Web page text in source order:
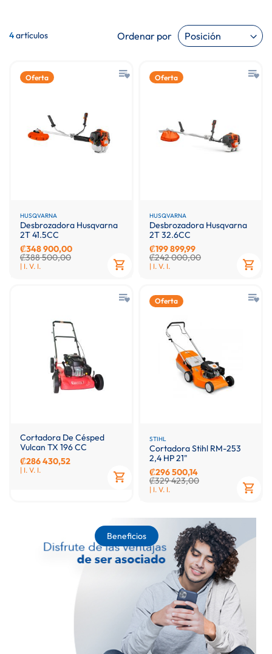
4artículos Ordenar por
Oferta
HUSQVARNA
Desbrozadora Husqvarna
2T 41.5CC
₡348 900,00
₡388 500,00
| I. V. I.
Oferta
HUSQVARNA
Desbrozadora Husqvarna
2T 32.6CC
₡199 899,99
₡242 000,00
| I. V. I.
Cortadora De Césped
Vulcan TX 196 CC
₡286 430,52
| I. V. I.
Oferta
STIHL
Cortadora Stihl RM-253
2,4 HP 21"
₡296 500,14
₡329 423,00
| I. V. I.
Beneficios